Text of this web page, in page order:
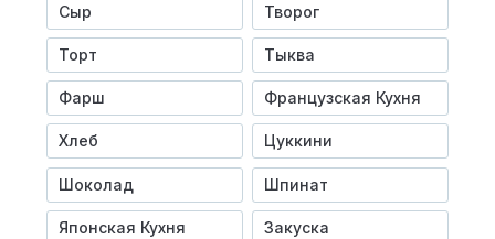
Сыр Творог
Торт Тыква
Фарш Французская Кухня
Хлеб Цуккини
Шоколад Шпинат
Японская Кухня Закуска